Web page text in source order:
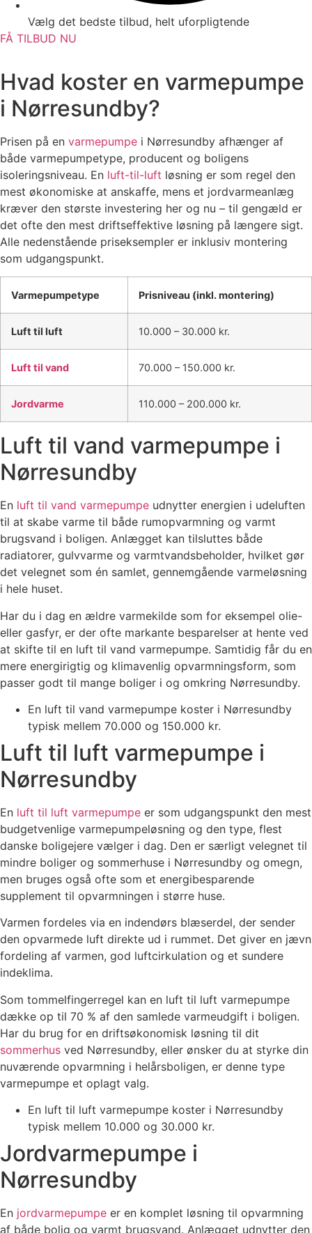
Vælg det bedste tilbud, helt uforpligtende
FÅ TILBUD NU
Hvad koster en varmepumpe
i Nørresundby?
Prisen på en varmepumpe i Nørresundby afhænger af
både varmepumpetype, producent og boligens
isoleringsniveau. En luft-til-luft løsning er som regel den
mest økonomiske at anskaffe, mens et jordvarmeanlæg
kræver den største investering her og nu – til gengæld er
det ofte den mest driftseffektive løsning på længere sigt.
Alle nedenstående priseksempler er inklusiv montering
som udgangspunkt.
Varmepumpetype Prisniveau (inkl. montering)
Luft til luft 10.000 – 30.000 kr.
Luft til vand 70.000 – 150.000 kr.
Jordvarme 110.000 – 200.000 kr.
Luft til vand varmepumpe i
Nørresundby
En luft til vand varmepumpe udnytter energien i udeluften
til at skabe varme til både rumopvarmning og varmt
brugsvand i boligen. Anlægget kan tilsluttes både
radiatorer, gulvvarme og varmtvandsbeholder, hvilket gør
det velegnet som én samlet, gennemgående varmeløsning
i hele huset.
Har du i dag en ældre varmekilde som for eksempel olie-
eller gasfyr, er der ofte markante besparelser at hente ved
at skifte til en luft til vand varmepumpe. Samtidig får du en
mere energirigtig og klimavenlig opvarmningsform, som
passer godt til mange boliger i og omkring Nørresundby.
En luft til vand varmepumpe koster i Nørresundby
typisk mellem 70.000 og 150.000 kr.
Luft til luft varmepumpe i
Nørresundby
En luft til luft varmepumpe er som udgangspunkt den mest
budgetvenlige varmepumpeløsning og den type, flest
danske boligejere vælger i dag. Den er særligt velegnet til
mindre boliger og sommerhuse i Nørresundby og omegn,
men bruges også ofte som et energibesparende
supplement til opvarmningen i større huse.
Varmen fordeles via en indendørs blæserdel, der sender
den opvarmede luft direkte ud i rummet. Det giver en jævn
fordeling af varmen, god luftcirkulation og et sundere
indeklima.
Som tommelfingerregel kan en luft til luft varmepumpe
dække op til 70 % af den samlede varmeudgift i boligen.
Har du brug for en driftsøkonomisk løsning til dit
sommerhus ved Nørresundby, eller ønsker du at styrke din
nuværende opvarmning i helårsboligen, er denne type
varmepumpe et oplagt valg.
En luft til luft varmepumpe koster i Nørresundby
typisk mellem 10.000 og 30.000 kr.
Jordvarmepumpe i
Nørresundby
En jordvarmepumpe er en komplet løsning til opvarmning
af både bolig og varmt brugsvand. Anlægget udnytter den